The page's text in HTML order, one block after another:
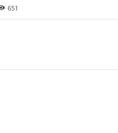
651